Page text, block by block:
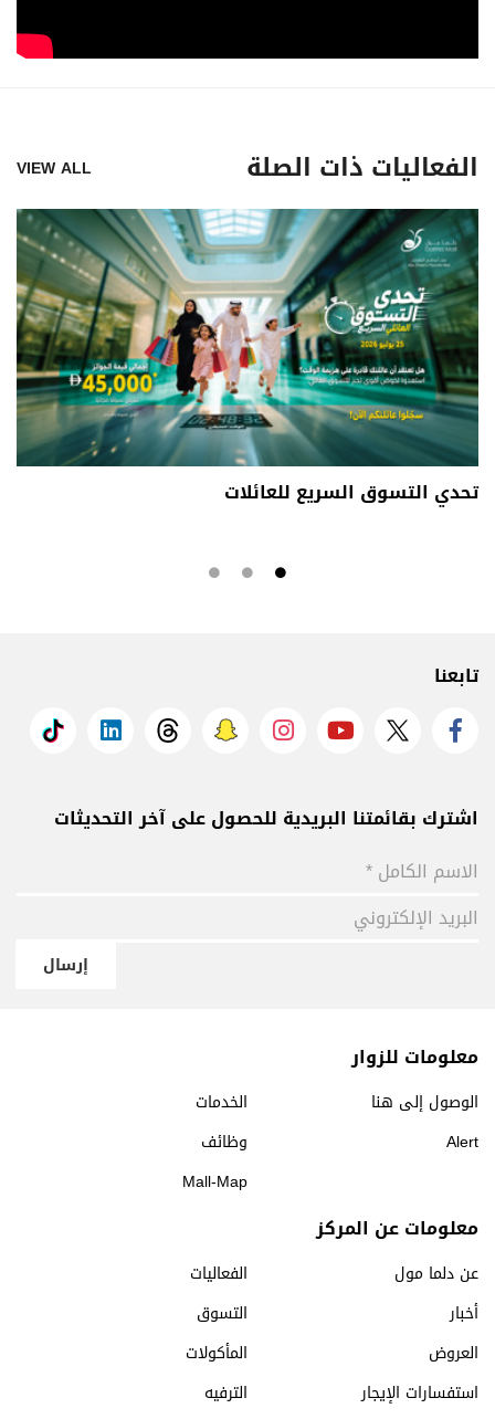
الفعاليات ذات الصلة VIEW ALL
تحدي التسوق السريع للعائلات
تابعنا
اشترك بقائمتنا البريدية للحصول على آخر التحديثات
إرسال
معلومات للزوار
الخدمات
الوصول إلى هنا
وظائف
Alert
Mall-Map
معلومات عن المركز
عن دلما مول
الفعاليات
أخبار
التسوق
العروض
المأكولات
استفسارات الإيجار
الترفيه